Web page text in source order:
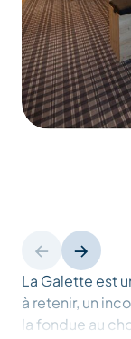
La Galette est
à retenir, un
la fondue au